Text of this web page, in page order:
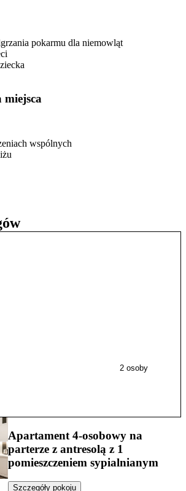
2 osoby
Apartament 4-osobowy na
parterze z antresolą z 1
pomieszczeniem sypialnianym
Szczegóły pokoju
pokarmu dla niemowląt
miejsca
wspólnych